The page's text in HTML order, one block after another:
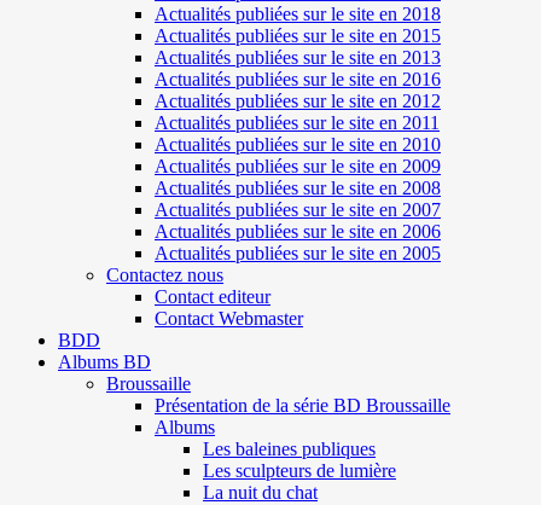
Actualités publiées sur le site en 2018
Actualités publiées sur le site en 2015
Actualités publiées sur le site en 2013
Actualités publiées sur le site en 2016
Actualités publiées sur le site en 2012
Actualités publiées sur le site en 2011
Actualités publiées sur le site en 2010
Actualités publiées sur le site en 2009
Actualités publiées sur le site en 2008
Actualités publiées sur le site en 2007
Actualités publiées sur le site en 2006
Actualités publiées sur le site en 2005
Contactez nous
Contact editeur
Contact Webmaster
BDD
Albums BD
Broussaille
Présentation de la série BD Broussaille
Albums
Les baleines publiques
Les sculpteurs de lumière
La nuit du chat